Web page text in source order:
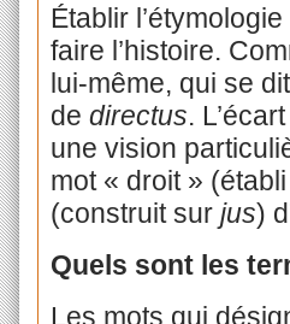
Établir
faire l’histoire.
lui-même, qui se dit
de directus.
une vision
mot « droit »
(construit sur jus)
Quels sont les
Les mots qui